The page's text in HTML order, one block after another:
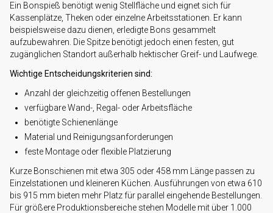
Ein Bonspieß benötigt wenig Stellfläche und eignet sich für
Kassenplätze, Theken oder einzelne Arbeitsstationen. Er kann
beispielsweise dazu dienen, erledigte Bons gesammelt
aufzubewahren. Die Spitze benötigt jedoch einen festen, gut
zugänglichen Standort außerhalb hektischer Greif- und Laufwege.
Wichtige Entscheidungskriterien sind:
Anzahl der gleichzeitig offenen Bestellungen
verfügbare Wand-, Regal- oder Arbeitsfläche
benötigte Schienenlänge
Material und Reinigungsanforderungen
feste Montage oder flexible Platzierung
Kurze Bonschienen mit etwa 305 oder 458 mm Länge passen zu
Einzelstationen und kleineren Küchen. Ausführungen von etwa 610
bis 915 mm bieten mehr Platz für parallel eingehende Bestellungen.
Für größere Produktionsbereiche stehen Modelle mit über 1.000